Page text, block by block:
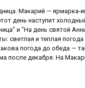
Макарий — ярмарка-
день наступит
и "На день святой
светлая и теплая
погода до обеда —
после декабря. На